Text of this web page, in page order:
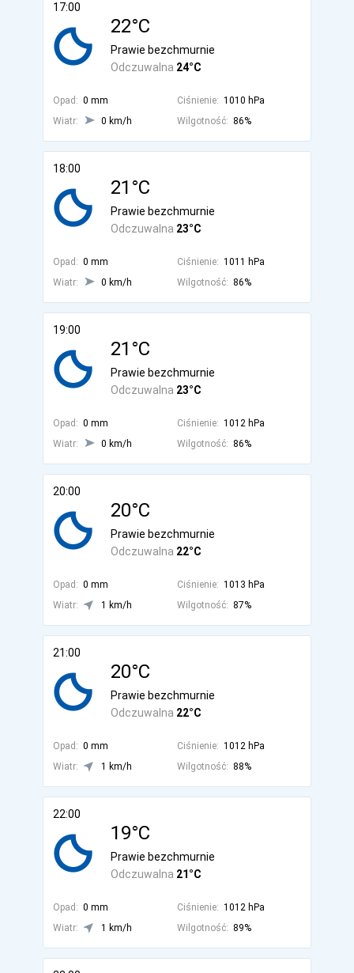
17:00
22°C
Odczuwalna 24°C
Prawie bezchmurnie
Opad: 0 mm Ciśnienie: 1010 hPa
Wiatr:
0 km/h Wilgotność: 86%
18:00
21°C
Odczuwalna 23°C
Prawie bezchmurnie
Opad: 0 mm Ciśnienie: 1011 hPa
Wiatr:
0 km/h Wilgotność: 86%
19:00
21°C
Odczuwalna 23°C
Prawie bezchmurnie
Opad: 0 mm Ciśnienie: 1012 hPa
Wiatr:
0 km/h Wilgotność: 86%
20:00
20°C
Odczuwalna 22°C
Prawie bezchmurnie
Opad: 0 mm Ciśnienie: 1013 hPa
Wiatr:
1 km/h Wilgotność: 87%
21:00
20°C
Odczuwalna 22°C
Prawie bezchmurnie
Opad: 0 mm Ciśnienie: 1012 hPa
Wiatr:
1 km/h Wilgotność: 88%
22:00
19°C
Odczuwalna 21°C
Prawie bezchmurnie
Opad: 0 mm Ciśnienie: 1012 hPa
Wiatr:
1 km/h Wilgotność: 89%